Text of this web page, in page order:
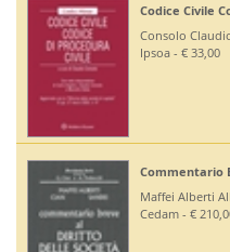
Codice Civile
Consolo
Ipsoa - € 33,00
Commentario
Maffei Alberti
Cedam - €